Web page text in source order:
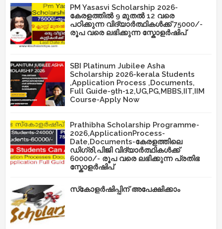
PM Yasasvi Scholarship 2026-
കേരളത്തിൽ 9 മുതൽ 12 വരെ
പഠിക്കുന്ന വിദ്യാർത്ഥികൾക്ക് 75000/-
രൂപ വരെ ലഭിക്കുന്ന സ്കോളർഷിപ്
SBI Platinum Jubilee Asha
Scholarship 2026-kerala Students
,Application Process ,Documents,
Full Guide-9th-12,UG,PG,MBBS,IIT,IIM
Course-Apply Now
Prathibha Scholarship Programme-
2026,ApplicationProcess-
Date,Documents-കേരളത്തിലെ
ഡിഗ്രി,പിജി വിദ്യാർത്ഥികൾക്ക്
60000/- രൂപ വരെ ലഭിക്കുന്ന പ്രതിഭ
സ്കോളർഷിപ്
സ്‌കോളർഷിപ്പിന് അപേക്ഷിക്കാം